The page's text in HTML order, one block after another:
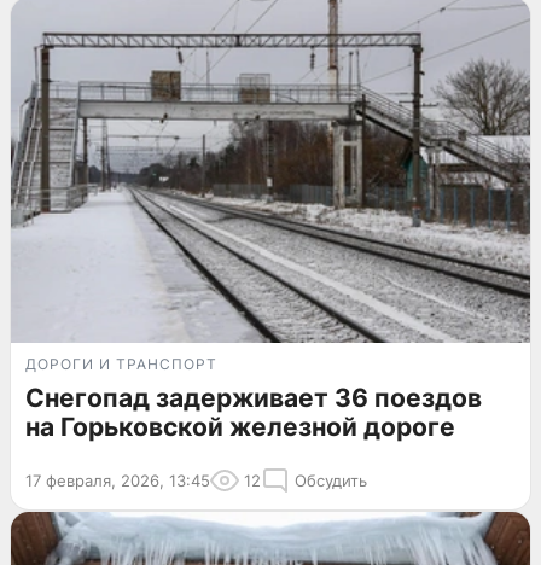
ДОРОГИ И ТРАНСПОРТ
Снегопад задерживает 36 поездов
на Горьковской железной дороге
17 февраля, 2026, 13:45 12 Обсудить